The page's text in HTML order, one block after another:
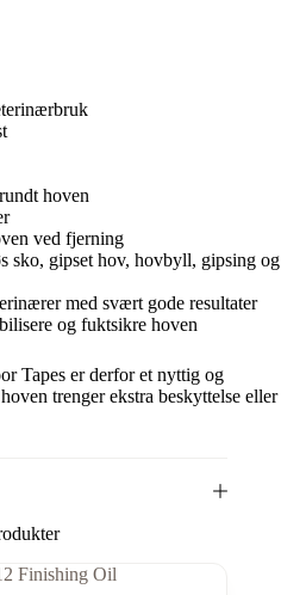
hoven
ved fjerning
sko, gipset hov, hovbyll, gipsing og
med svært gode resultater
og fuktsikre hoven
Tapes er derfor et nyttig og
trenger ekstra beskyttelse eller